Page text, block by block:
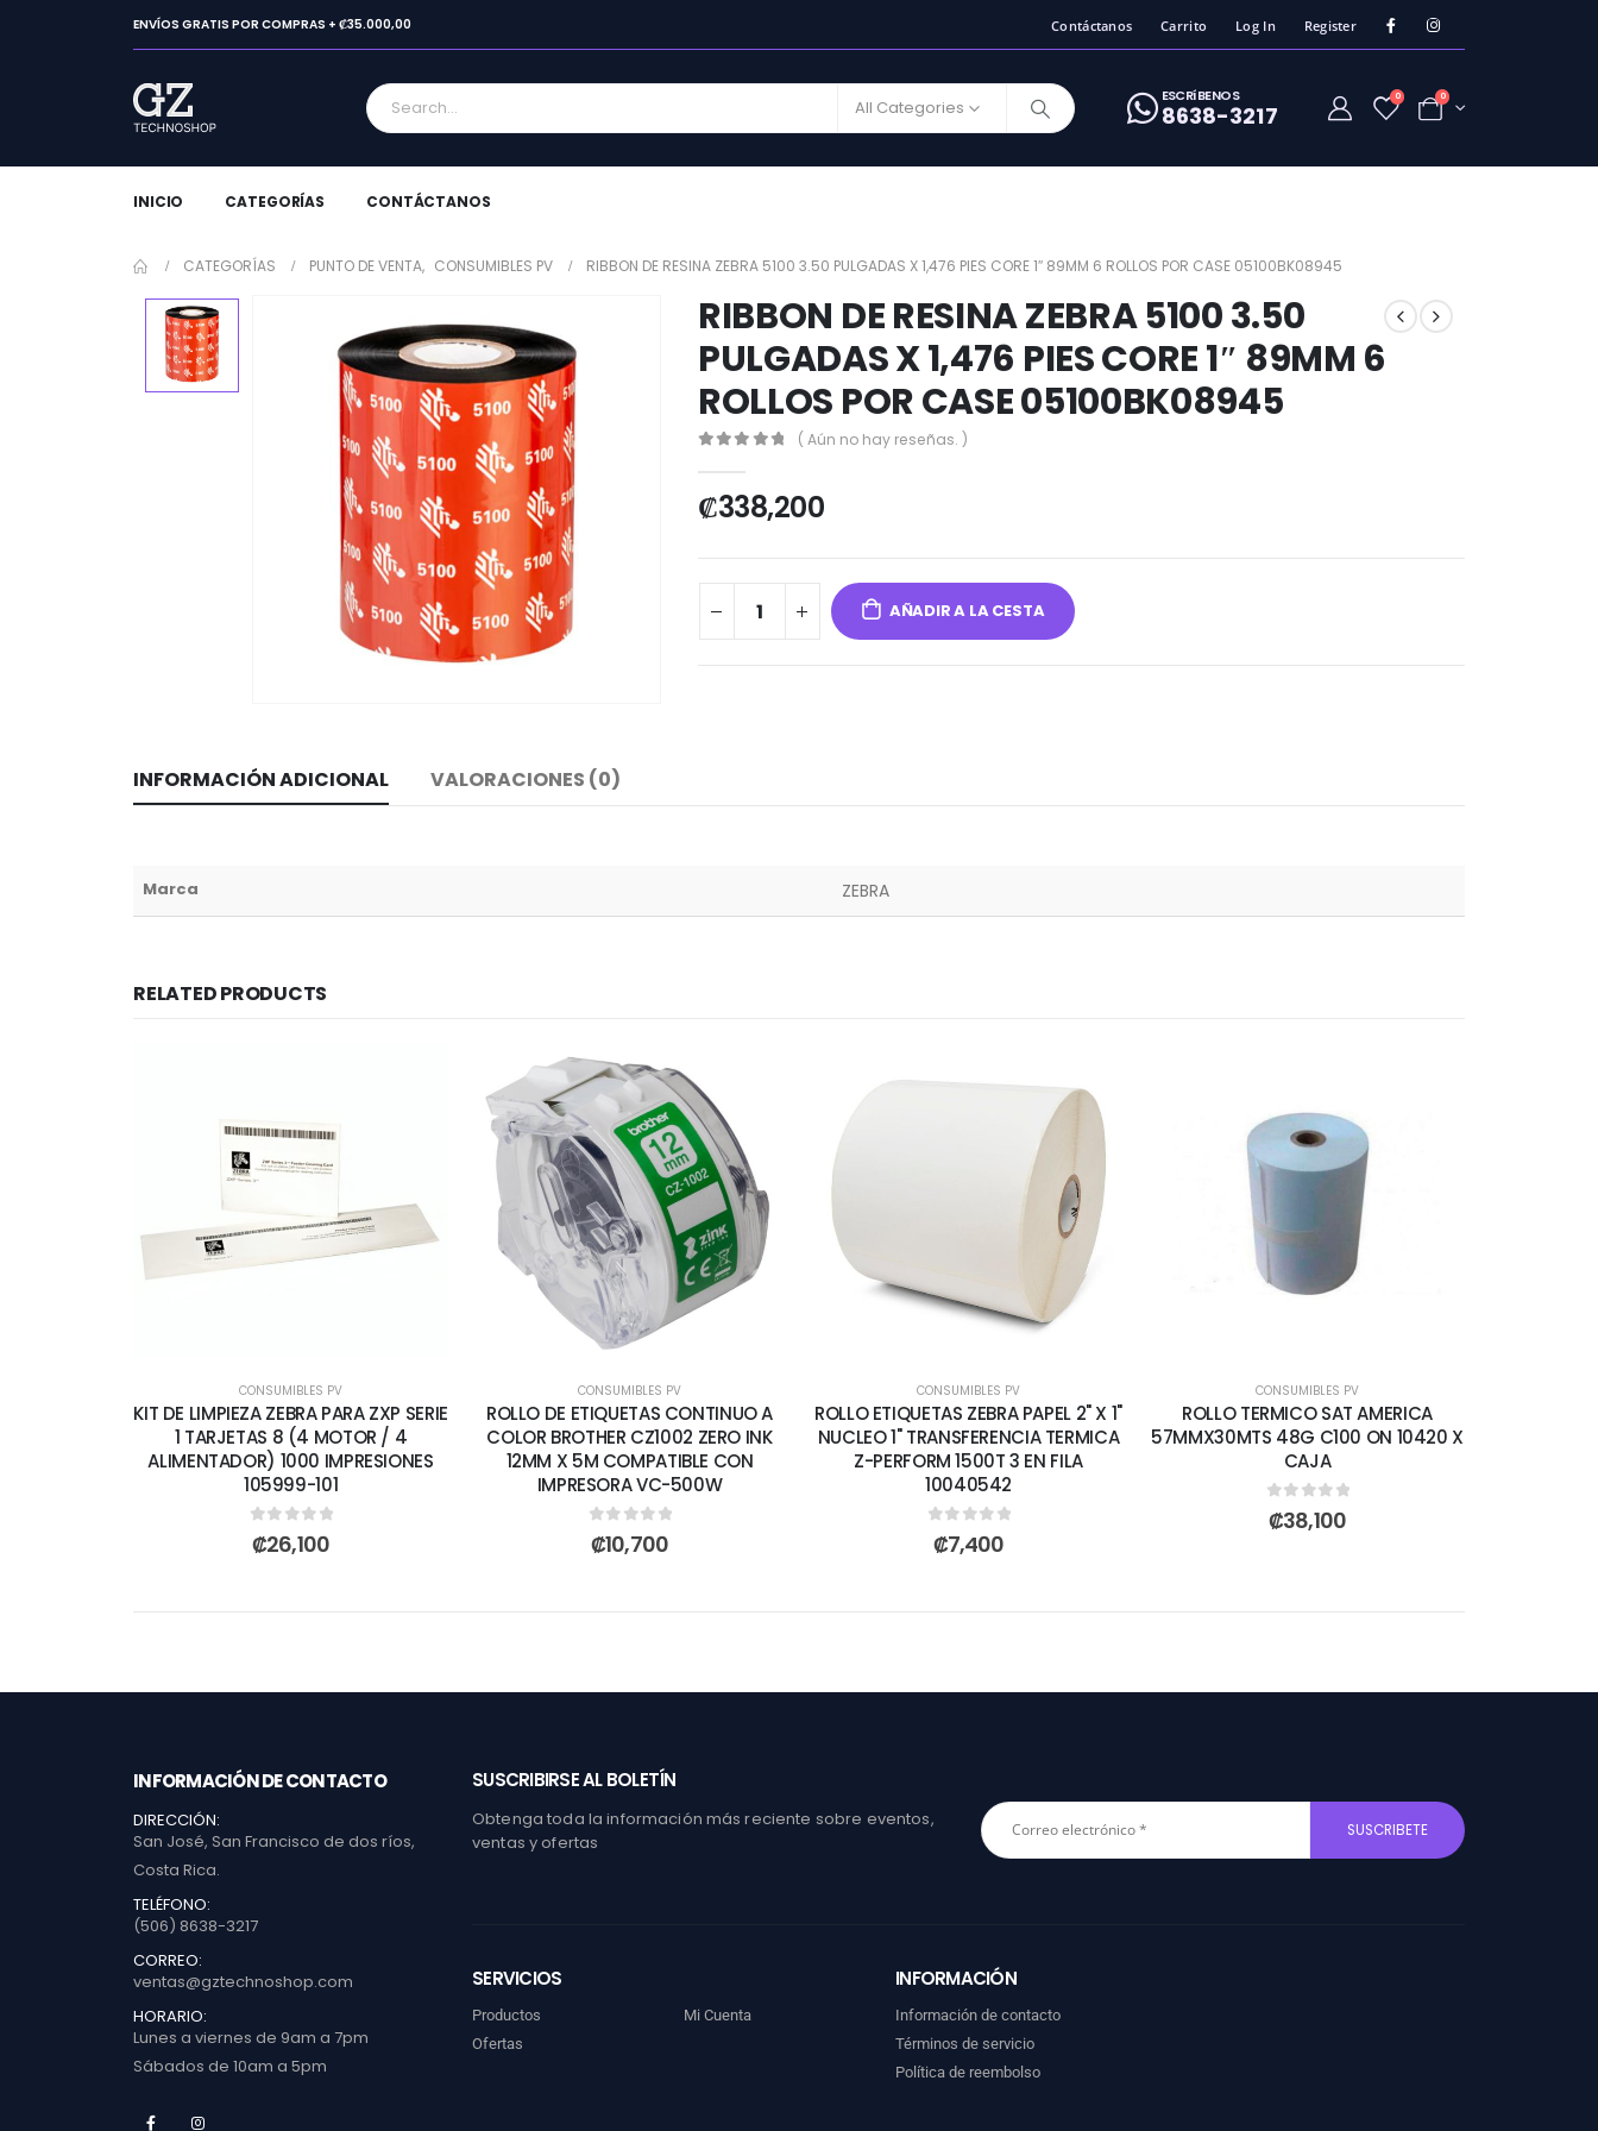
ENVÍOS GRATIS POR COMPRAS + ₡35.000,00 Contáctanos Carrito Log In Register
All Categories
ESCRíBENOS
8638-3217
0 0
INICIO CATEGORÍAS CONTÁCTANOS
CATEGORÍAS PUNTO DE VENTA, CONSUMIBLES PV RIBBON DE RESINA ZEBRA 5100 3.50 PULGADAS X 1,476 PIES CORE 1″ 89MM 6 ROLLOS POR CASE 05100BK08945
RIBBON DE RESINA ZEBRA 5100 3.50
PULGADAS X 1,476 PIES CORE 1″ 89MM 6
ROLLOS POR CASE 05100BK08945
( Aún no hay reseñas. )
₡338,200
AÑADIR A LA CESTA
INFORMACIÓN ADICIONAL VALORACIONES (0)
Marca ZEBRA
RELATED PRODUCTS
CONSUMIBLES PV
KIT DE LIMPIEZA ZEBRA PARA ZXP SERIE
1 TARJETAS 8 (4 MOTOR / 4
ALIMENTADOR) 1000 IMPRESIONES
105999-101
0out of 5
₡26,100
CONSUMIBLES PV
ROLLO DE ETIQUETAS CONTINUO A
COLOR BROTHER CZ1002 ZERO INK
12MM X 5M COMPATIBLE CON
IMPRESORA VC-500W
0out of 5
₡10,700
CONSUMIBLES PV
ROLLO ETIQUETAS ZEBRA PAPEL 2" X 1"
NUCLEO 1" TRANSFERENCIA TERMICA
Z-PERFORM 1500T 3 EN FILA
10040542
0out of 5
₡7,400
CONSUMIBLES PV
ROLLO TERMICO SAT AMERICA
57MMX30MTS 48G C100 ON 10420 X
CAJA
0out of 5
₡38,100
INFORMACIÓN DE CONTACTO
DIRECCIÓN:
San José, San Francisco de dos ríos,
Costa Rica.
TELÉFONO:
(506) 8638-3217
CORREO:
ventas@gztechnoshop.com
HORARIO:
Lunes a viernes de 9am a 7pm
Sábados de 10am a 5pm
SUSCRIBIRSE AL BOLETÍN
Obtenga toda la información más reciente sobre eventos,
ventas y ofertas
SERVICIOS
Productos
Ofertas
Mi Cuenta
INFORMACIÓN
Información de contacto
Términos de servicio
Política de reembolso